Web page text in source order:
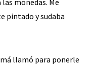
monedas. Me
pintado y sudaba
llamó para ponerle